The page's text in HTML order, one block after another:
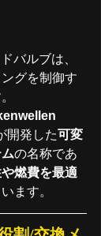
バルブは、
グを制御す
開発した可変
の名称であ
燃費を最適
ます。